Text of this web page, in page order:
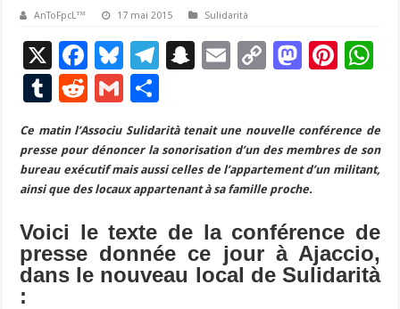
AnToFpcL™ 17 mai 2015 Sulidarità
X
F
ac
e
b
o
o
k
Bl
u
es
ky
T
gr
a
m
S
p
c
h
at
E
l
C
y
Li
n
k
M
d
o
n
Pi
es
t
p
T
u
m
bl
r
R
d
di
t
G
m
ai
l
ar
ta
g
er
Ce matin l’Associu Sulidarità tenait une nouvelle conférence de
presse pour dénoncer la sonorisation d’un des membres de son
bureau exécutif mais aussi celles de l’appartement d’un militant,
ainsi que des locaux appartenant à sa famille proche.
Voici le texte de la conférence de
presse donnée ce jour à Ajaccio,
dans le nouveau local de Sulidarità
: